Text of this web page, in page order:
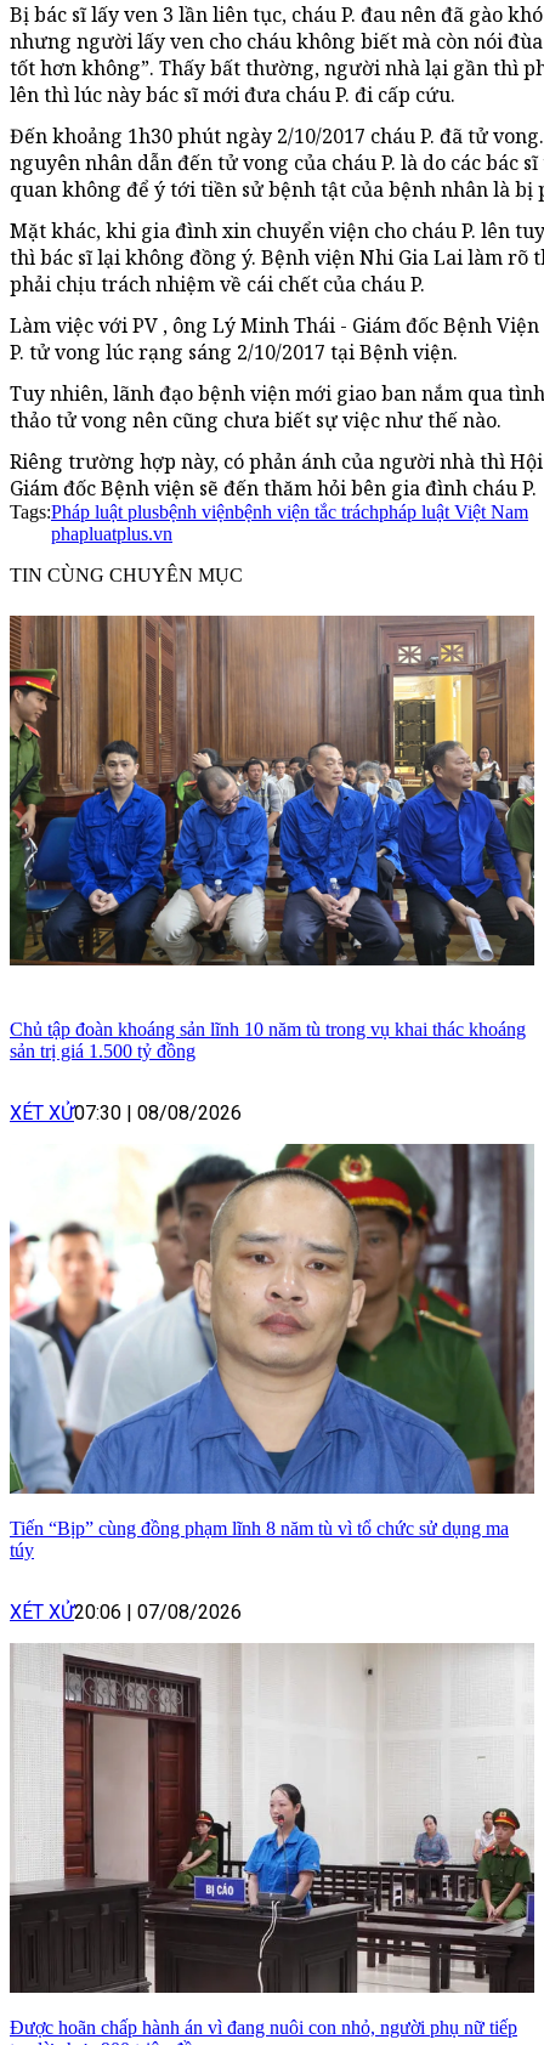
Bị bác sĩ lấy ven 3 lần liên tục, cháu P. đau nên đã gào
nhưng người lấy ven cho cháu không biết mà còn nói
tốt hơn không”. Thấy bất thường, người nhà lại gần thì
lên thì lúc này bác sĩ mới đưa cháu P. đi cấp cứu.
Đến khoảng 1h30 phút ngày 2/10/2017 cháu P. đã tử
nguyên nhân dẫn đến tử vong của cháu P. là do các bác
quan không để ý tới tiền sử bệnh tật của bệnh nhân là bị
Mặt khác, khi gia đình xin chuyển viện cho cháu P. lên
thì bác sĩ lại không đồng ý. Bệnh viện Nhi Gia Lai làm
phải chịu trách nhiệm về cái chết của cháu P.
Làm việc với PV , ông Lý Minh Thái - Giám đốc Bệnh
P. tử vong lúc rạng sáng 2/10/2017 tại Bệnh viện.
Tuy nhiên, lãnh đạo bệnh viện mới giao ban nắm qua
thảo tử vong nên cũng chưa biết sự việc như thế nào.
Riêng trường hợp này, có phản ánh của người nhà thì
Giám đốc Bệnh viện sẽ đến thăm hỏi bên gia đình cháu P.
Tags:Pháp luật plusbệnh việnbệnh viện tắc tráchpháp luật Việt Nam
phapluatplus.vn
TIN CÙNG CHUYÊN MỤC
Chủ tập đoàn khoáng sản lĩnh 10 năm tù trong vụ khai thác khoáng
sản trị giá 1.500 tỷ đồng
XÉT XỬ07:30 08/08/2026
Tiến “Bịp” cùng đồng phạm lĩnh 8 năm tù vì tổ chức sử dụng ma
túy
XÉT XỬ20:06 07/08/2026
Được hoãn chấp hành án vì đang nuôi con nhỏ, người phụ nữ tiếp